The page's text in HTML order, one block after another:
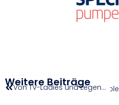
Weitere Beiträge Von TV-Ladies und Legenden | Zischka ÖTV Seniors Trophy powered by HEAD
in Graz groß auf / Duchess